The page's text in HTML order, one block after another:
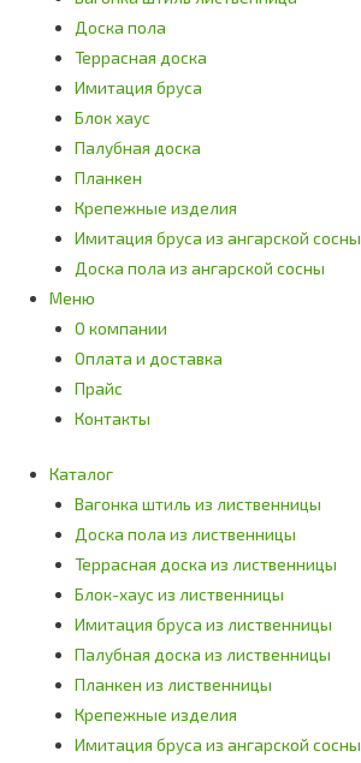
Доска пола
Террасная доска
Имитация бруса
Блок хаус
Палубная доска
Планкен
Крепежные изделия
Имитация бруса из ангарской сосны
Доска пола из ангарской сосны
Меню
О компании
Оплата и доставка
Прайс
Контакты
Каталог
Вагонка штиль из лиственницы
Доска пола из лиственницы
Террасная доска из лиственницы
Блок-хаус из лиственницы
Имитация бруса из лиственницы
Палубная доска из лиственницы
Планкен из лиственницы
Крепежные изделия
Имитация бруса из ангарской сосны